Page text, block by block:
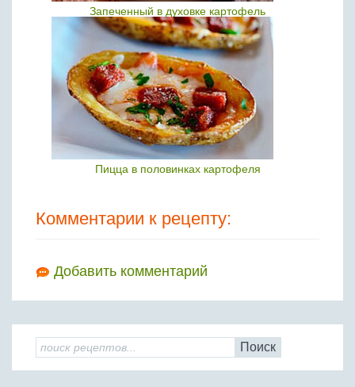
Запеченный в духовке картофель
Пицца в половинках картофеля
Комментарии к рецепту:
Добавить комментарий
Поиск